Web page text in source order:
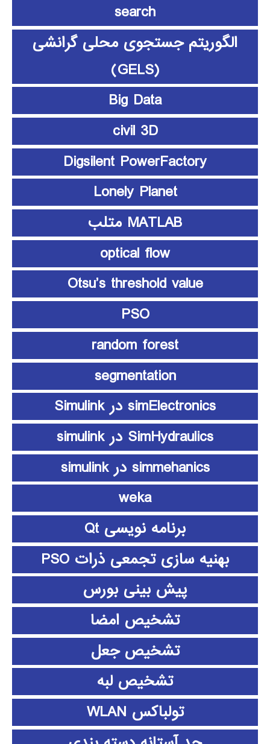
search
الگوریتم جستجوی محلی گرانشی
(GELS)
Big Data
civil 3D
Digsilent PowerFactory
Lonely Planet
MATLAB متلب
optical flow
Otsu’s threshold value
PSO
random forest
segmentation
simElectronics در Simulink
SimHydraulics در simulink
simmehanics در simulink
weka
برنامه نویسی Qt
بهنیه سازی تجمعی ذرات PSO
پیش بینی بورس
تشخیص امضا
تشخیص جعل
تشخیص لبه
تولباکس WLAN